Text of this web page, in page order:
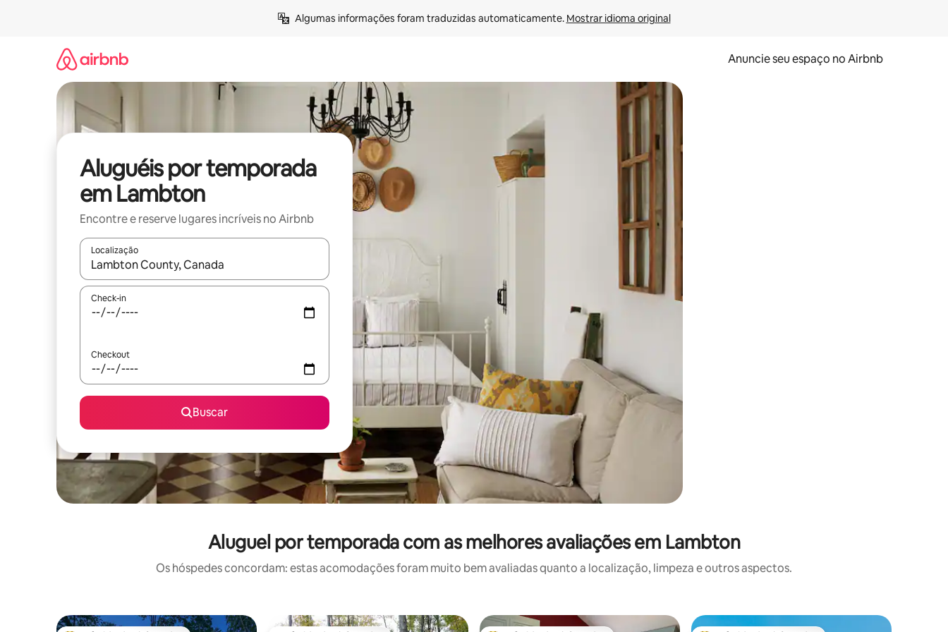
Algumas informações foram traduzidas automaticamente. Mostrar idioma original
Anuncie seu espaço no Airbnb
Aluguéis por temporada
em Lambton
Encontre e reserve lugares incríveis no Airbnb
Localização
Quando os resultados estiverem disponíveis, explore-os usando as seta para cima e para baixo do teclado ou tocando e deslizando o dedo na tela.
Check-in
Checkout
Buscar
Aluguel por temporada com as melhores avaliações em Lambton
Os hóspedes concordam: estas acomodações foram muito bem avaliadas quanto a localização, limpeza e outros aspectos.